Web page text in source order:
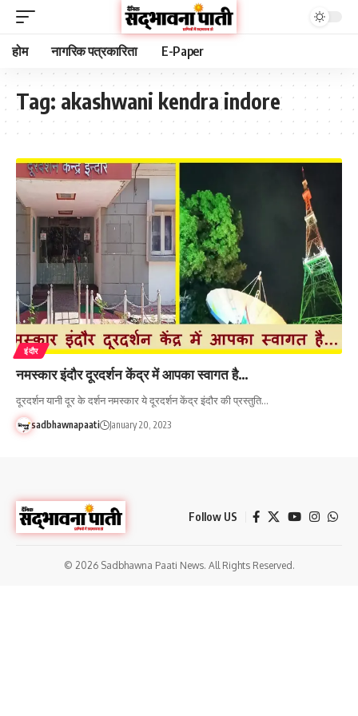
होम नागरिक पत्रकारिता E-Paper
Tag: akashwani kendra indore
इंदौर
नमस्कार इंदौर दूरदर्शन केंद्र में आपका स्वागत है…
दूरदर्शन यानी दूर के दर्शन नमस्कार ये दूरदर्शन केंद्र इंदौर की प्रस्तुति…
sadbhawnapaati January 20, 2023
Follow US
© 2026 Sadbhawna Paati News. All Rights Reserved.